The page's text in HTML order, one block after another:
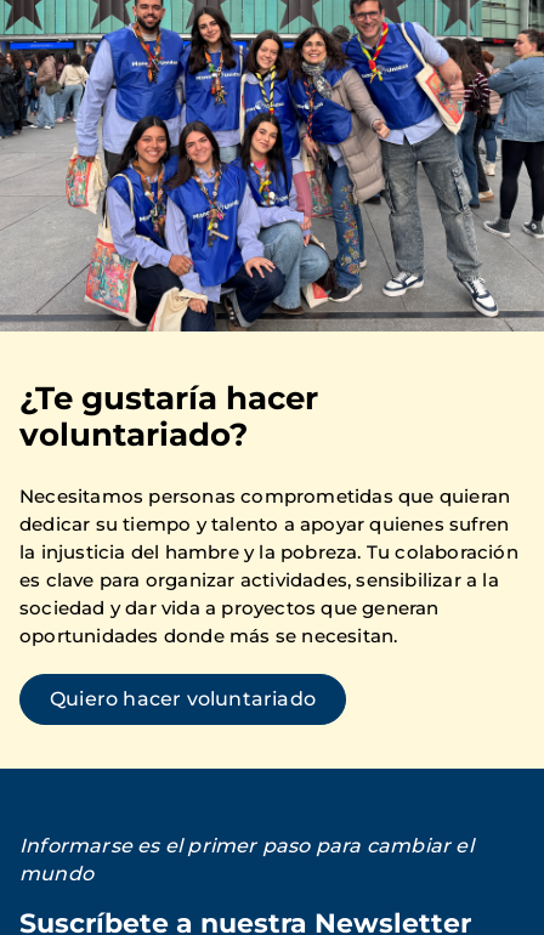
¿Te gustaría hacer
voluntariado?
Necesitamos personas comprometidas que quieran
dedicar su tiempo y talento a apoyar quienes sufren
la injusticia del hambre y la pobreza. Tu colaboración
es clave para organizar actividades, sensibilizar a la
sociedad y dar vida a proyectos que generan
oportunidades donde más se necesitan.
Quiero hacer voluntariado
Informarse es el primer paso para cambiar el
mundo
Suscríbete a nuestra Newsletter